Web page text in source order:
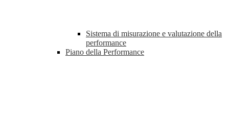
Sistema di misurazione e valutazione della
performance
Piano della Performance